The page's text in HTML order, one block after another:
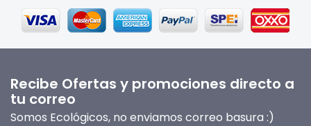
Recibe Ofertas y promociones directo a
tu correo
Somos Ecológicos, no enviamos correo basura :)